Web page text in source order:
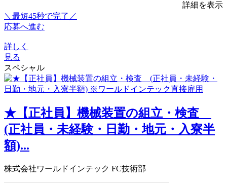
詳細を表示
＼最短45秒で完了／
応募へ進む
詳しく
見る
スペシャル
★【正社員】機械装置の組立・検査
(正社員・未経験・日勤・地元・入寮半
額)...
株式会社ワールドインテック FC技術部